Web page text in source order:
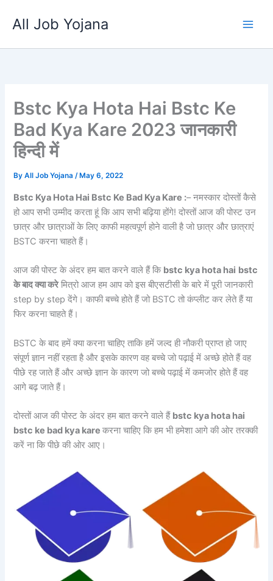
All Job Yojana
Bstc Kya Hota Hai Bstc Ke
Bad Kya Kare 2023 जानकारी
हिन्दी में
ByAll Job Yojana/ May 6, 2022
Bstc Kya Hota Hai Bstc Ke Bad Kya Kare :– नमस्कार दोस्तों कैसे
हो आप सभी उम्मीद करता हूं कि आप सभी बढ़िया होंगे! दोस्तों आज की पोस्ट उन
छात्र और छात्राओं के लिए काफी महत्वपूर्ण होने वाली है जो छात्र और छात्राएं
BSTC करना चाहते हैं।
आज की पोस्ट के अंदर हम बात करने वाले हैं कि bstc kya hota hai bstc
के बाद क्या करेमित्रो आज हम आप को इस बीएसटीसी के बारे में पूरी जानकारी
step by step देंगे। काफी बच्चे होते हैं जो BSTC तो कंप्लीट कर लेते हैं या
फिर करना चाहते हैं।
BSTC के बाद हमें क्या करना चाहिए ताकि हमें जल्द ही नौकरी प्राप्त हो जाए
संपूर्ण ज्ञान नहीं रहता है और इसके कारण वह बच्चे जो पढ़ाई में अच्छे होते हैं वह
पीछे रह जाते हैं और अच्छे ज्ञान के कारण जो बच्चे पढ़ाई में कमजोर होते हैं वह
आगे बढ़ जाते हैं।
दोस्तों आज की पोस्ट के अंदर हम बात करने वाले हैं bstc kya hota hai
bstc ke bad kya kareकरना चाहिए कि हम भी हमेशा आगे की ओर तरक्की
करें ना कि पीछे की ओर आए।